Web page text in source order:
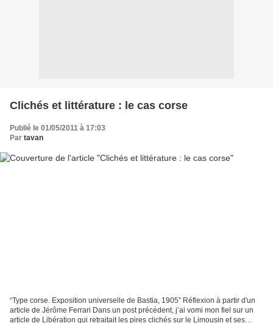
Clichés et littérature : le cas corse
Publié le 01/05/2011 à 17:03
Par tavan
“Type corse. Exposition universelle de Bastia, 1905” Réflexion à partir d'un
article de Jérôme Ferrari Dans un post précédent, j’ai vomi mon fiel sur un
article de Libération qui retraitait les pires clichés sur le Limousin et ses